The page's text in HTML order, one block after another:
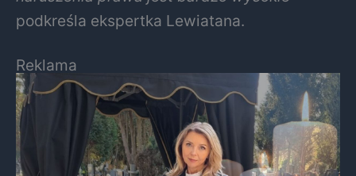
podkreśla ekspertka Lewiatana.
Reklama